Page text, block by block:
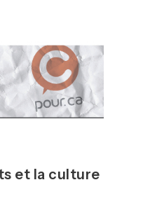
et la culture